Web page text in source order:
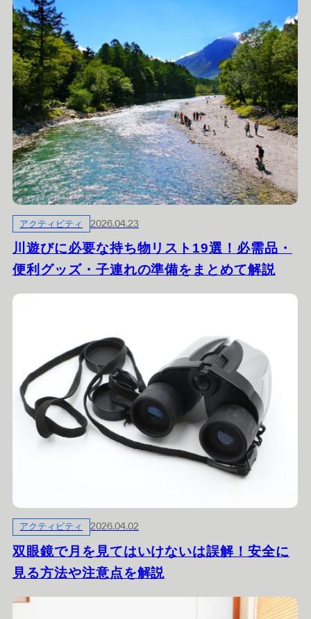
アクティビティ 2026.04.23
川遊びに必要な持ち物リスト19選！必需品・
便利グッズ・子連れの準備をまとめて解説
アクティビティ 2026.04.02
双眼鏡で月を見てはいけないは誤解！安全に
見る方法や注意点を解説